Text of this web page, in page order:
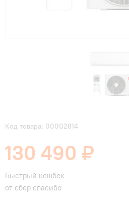
Код товара: 00002814
130 490 ₽
Быстрый кешбек
от сбер спасибо